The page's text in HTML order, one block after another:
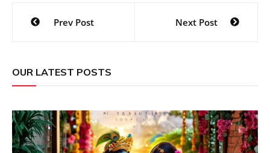
Post
navigation
Prev Post Next Post
OUR LATEST POSTS